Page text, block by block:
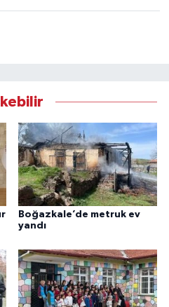
Boğazkale’de metruk ev
yandı